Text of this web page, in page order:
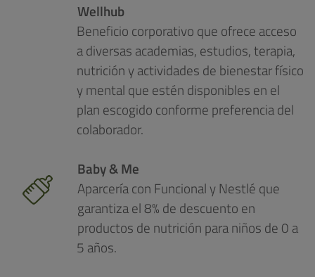
Wellhub
Beneficio corporativo que ofrece acceso
a diversas academias, estudios, terapia,
nutrición y actividades de bienestar físico
y mental que estén disponibles en el
plan escogido conforme preferencia del
colaborador.
Baby & Me
Aparcería con Funcional y Nestlé que
garantiza el 8% de descuento en
productos de nutrición para niños de 0 a
5 años.